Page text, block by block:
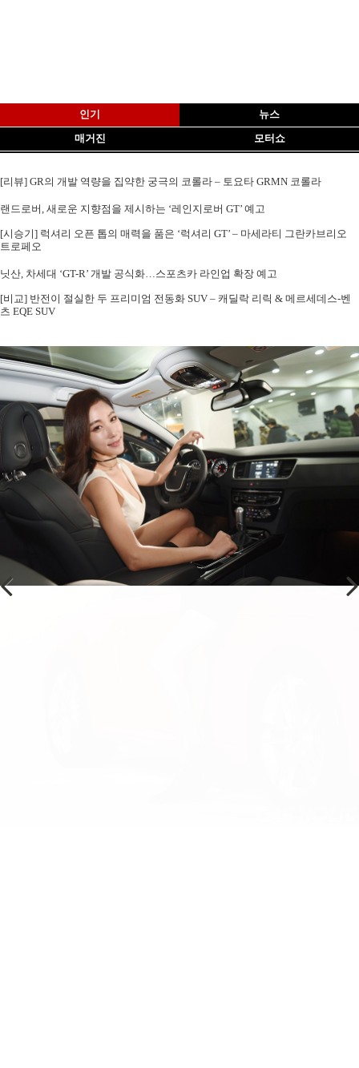
인기 뉴스
매거진 모터쇼
[리뷰] GR의 개발 역량을 집약한 궁극의 코롤라 – 토요타 GRMN 코롤라
랜드로버, 새로운 지향점을 제시하는 ‘레인지로버 GT’ 예고
[시승기] 럭셔리 오픈 톱의 매력을 품은 ‘럭셔리 GT’ – 마세라티 그란카브리오
트로페오
닛산, 차세대 ‘GT-R’ 개발 공식화…스포츠카 라인업 확장 예고
[비교] 반전이 절실한 두 프리미엄 전동화 SUV – 캐딜락 리릭 & 메르세데스-벤
츠 EQE SUV